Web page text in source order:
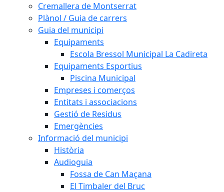
Cremallera de Montserrat
Plànol / Guia de carrers
Guia del municipi
Equipaments
Escola Bressol Municipal La Cadireta
Equipaments Esportius
Piscina Municipal
Empreses i comerços
Entitats i associacions
Gestió de Residus
Emergències
Informació del municipi
Història
Audioguia
Fossa de Can Maçana
El Timbaler del Bruc